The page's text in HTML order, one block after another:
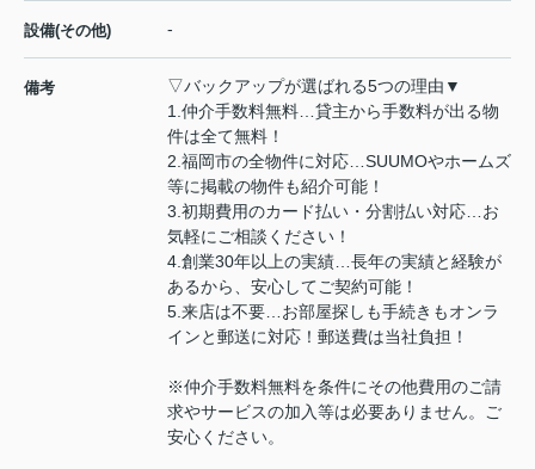
設備(その他) -
備考
▽バックアップが選ばれる5つの理由▼
1.仲介手数料無料…貸主から手数料が出る物
件は全て無料！
2.福岡市の全物件に対応…SUUMOやホームズ
等に掲載の物件も紹介可能！
3.初期費用のカード払い・分割払い対応…お
気軽にご相談ください！
4.創業30年以上の実績…長年の実績と経験が
あるから、安心してご契約可能！
5.来店は不要…お部屋探しも手続きもオンラ
インと郵送に対応！郵送費は当社負担！
※仲介手数料無料を条件にその他費用のご請
求やサービスの加入等は必要ありません。ご
安心ください。